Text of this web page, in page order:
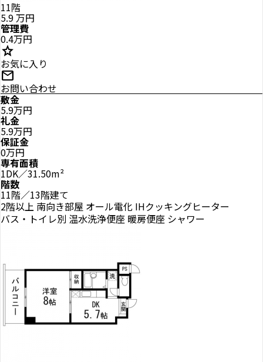
11階
5.9万円
管理費
0.4万円
star
お気に入り
mail
お問い合わせ
敷金
5.9万円
礼金
5.9万円
保証金
0万円
専有面積
1DK／31.50m²
階数
11階／13階建て
2階以上 南向き部屋 オール電化 IHクッキングヒーター
バス・トイレ別 温水洗浄便座 暖房便座 シャワー